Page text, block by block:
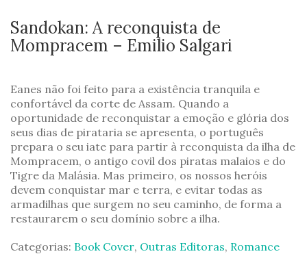
Sandokan: A reconquista de
Mompracem – Emilio Salgari
Eanes não foi feito para a existência tranquila e
confortável da corte de Assam. Quando a
oportunidade de reconquistar a emoção e glória dos
seus dias de pirataria se apresenta, o português
prepara o seu iate para partir à reconquista da ilha de
Mompracem, o antigo covil dos piratas malaios e do
Tigre da Malásia. Mas primeiro, os nossos heróis
devem conquistar mar e terra, e evitar todas as
armadilhas que surgem no seu caminho, de forma a
restaurarem o seu domínio sobre a ilha.
Categorias: Book Cover, Outras Editoras, Romance